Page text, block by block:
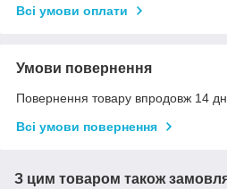
Всі умови оплати
Умови повернення
Повернення товару впродовж 14
Всі умови повернення
З цим товаром також